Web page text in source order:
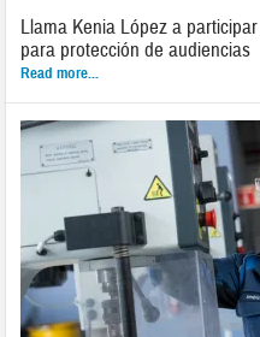
Llama Kenia López a
para protección de audiencias
Read more...